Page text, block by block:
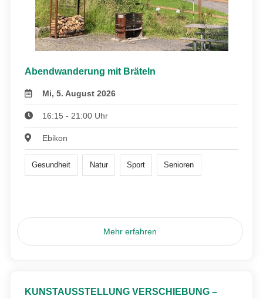
Abendwanderung mit Bräteln
Mi, 5. August 2026
16:15 - 21:00 Uhr
Ebikon
Gesundheit Natur Sport Senioren
Mehr erfahren
KUNSTAUSSTELLUNG VERSCHIEBUNG –